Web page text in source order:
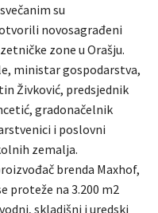
su
novosagrađeni
zone u Orašju.
ministar gospodarstva,
Živković, predsjednik
gradonačelnik
i poslovni
zemalja.
brenda Maxhof,
proteže na 3.200 m2
skladišni i uredski